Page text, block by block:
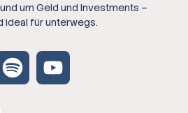
um Geld und Investments –
ideal für unterwegs.